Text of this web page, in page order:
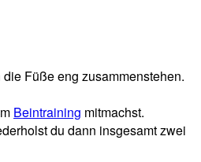
Füße eng zusammenstehen.
Beintraining mitmachst.
du dann insgesamt zwei